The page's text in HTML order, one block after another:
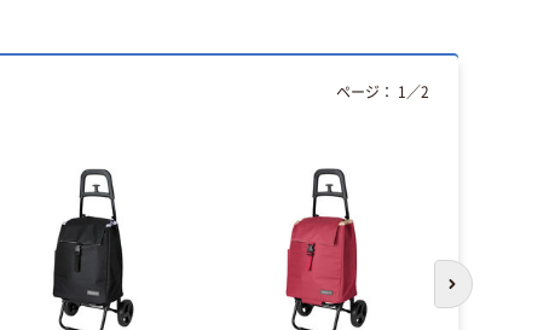
ページ： 1 ／2
次のスライド